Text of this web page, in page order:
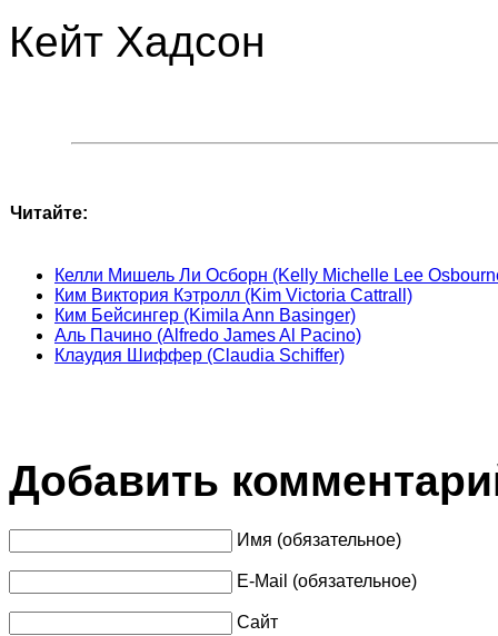
Кейт Хадсон
Читайте:
Келли Мишель Ли Осборн (Kelly Michelle Lee
Ким Виктория Кэтролл (Kim Victoria Cattrall)
Ким Бейсингер (Kimila Ann Basinger)
Аль Пачино (Alfredo James Al Pacino)
Клаудия Шиффер (Claudia Schiffer)
Добавить
Имя (обязательное)
E-Mail (обязательное)
Сайт